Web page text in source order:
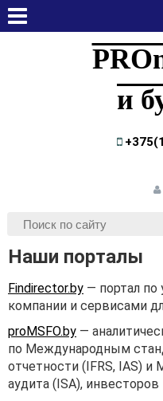
и
Наши порталы
Findirector.by — портал
компании и сервисами
proMSFO.by —
по Международным
отчетности (IFRS, IAS)
аудита (ISA),